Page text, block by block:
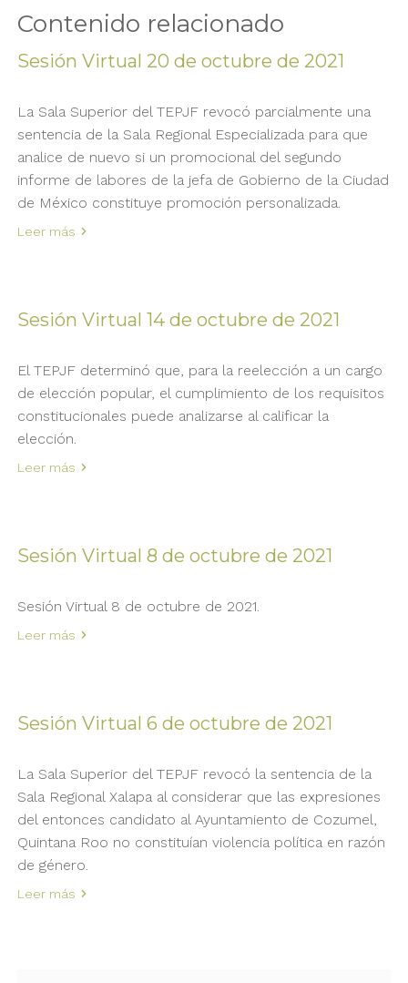
Contenido relacionado
Sesión Virtual 20 de octubre de 2021
La Sala Superior del TEPJF revocó parcialmente una
sentencia de la Sala Regional Especializada para que
analice de nuevo si un promocional del segundo
informe de labores de la jefa de Gobierno de la Ciudad
de México constituye promoción personalizada.
Leer más
Sesión Virtual 14 de octubre de 2021
El TEPJF determinó que, para la reelección a un cargo
de elección popular, el cumplimiento de los requisitos
constitucionales puede analizarse al calificar la
elección.
Leer más
Sesión Virtual 8 de octubre de 2021
Sesión Virtual 8 de octubre de 2021.
Leer más
Sesión Virtual 6 de octubre de 2021
La Sala Superior del TEPJF revocó la sentencia de la
Sala Regional Xalapa al considerar que las expresiones
del entonces candidato al Ayuntamiento de Cozumel,
Quintana Roo no constituían violencia política en razón
de género.
Leer más